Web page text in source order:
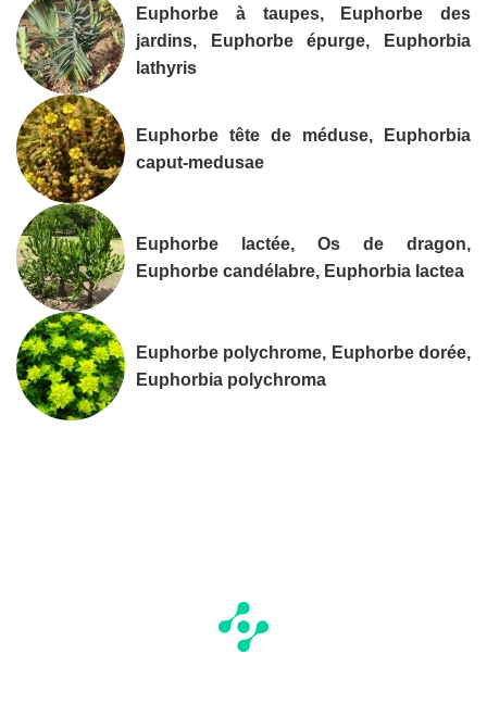
Euphorbe à taupes, Euphorbe des
jardins, Euphorbe épurge, Euphorbia
lathyris
Euphorbe tête de méduse, Euphorbia
caput-medusae
Euphorbe lactée, Os de dragon,
Euphorbe candélabre, Euphorbia lactea
Euphorbe polychrome, Euphorbe dorée,
Euphorbia polychroma